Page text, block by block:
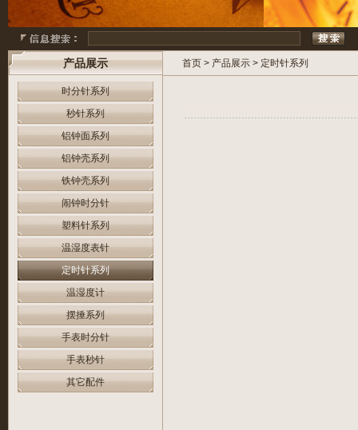
产品展示
时分针系列
秒针系列
铝钟面系列
铝钟壳系列
铁钟壳系列
闹钟时分针
塑料针系列
温湿度表针
定时针系列
温湿度计
摆捶系列
手表时分针
手表秒针
其它配件
首页 > 产品展示 > 定时针系列